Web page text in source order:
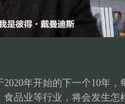
年开始的下一个10年，
品业等行业，将会发生怎